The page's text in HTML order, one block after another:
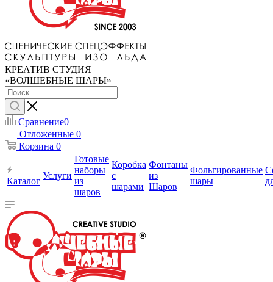
КРЕАТИВ СТУДИЯ
«ВОЛШЕБНЫЕ ШАРЫ»
Сравнение0
Отложенные 0
Корзина 0
Каталог
Услуги
Готовые
наборы
из
шаров
Коробка
с
шарами
Фонтаны
из
Шаров
Фольгированные
шары